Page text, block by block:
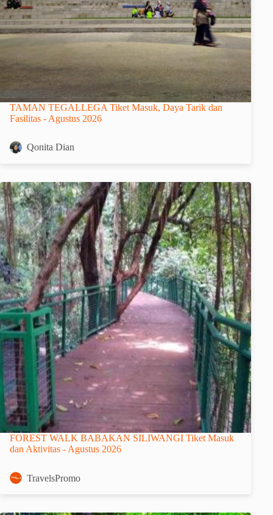
TAMAN TEGALLEGA Tiket Masuk, Daya Tarik dan
Fasilitas - Agustus 2026
Qonita Dian
FOREST WALK BABAKAN SILIWANGI Tiket Masuk
dan Aktivitas - Agustus 2026
TravelsPromo